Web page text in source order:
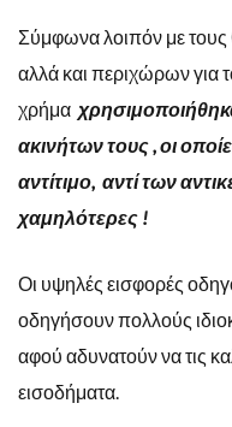
Σύμφωνα λοιπόν με τους
αλλά και περιχώρων για
χρήμα
ακινήτων τους , οι
αντίτιμο, αντί των
χαμηλότερες !
Οι υψηλές εισφορές
οδηγήσουν πολλούς
αφού αδυνατούν να τις
εισοδήματα.